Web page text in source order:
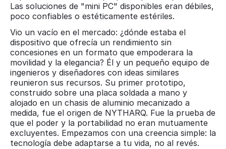
Las soluciones de "mini PC" disponibles eran débiles,
poco confiables o estéticamente estériles.
Vio un vacío en el mercado: ¿dónde estaba el
dispositivo que ofrecía un rendimiento sin
concesiones en un formato que empoderara la
movilidad y la elegancia? Él y un pequeño equipo de
ingenieros y diseñadores con ideas similares
reunieron sus recursos. Su primer prototipo,
construido sobre una placa soldada a mano y
alojado en un chasis de aluminio mecanizado a
medida, fue el origen de NYTHARQ. Fue la prueba de
que el poder y la portabilidad no eran mutuamente
excluyentes. Empezamos con una creencia simple: la
tecnología debe adaptarse a tu vida, no al revés.